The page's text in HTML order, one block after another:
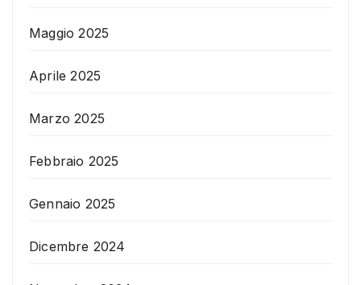
Maggio 2025
Aprile 2025
Marzo 2025
Febbraio 2025
Gennaio 2025
Dicembre 2024